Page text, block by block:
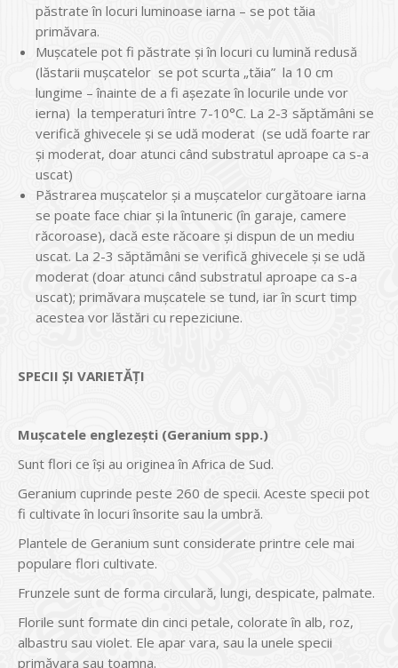
păstrate în locuri luminoase iarna – se pot tăia
primăvara.
Mușcatele pot fi păstrate și în locuri cu lumină redusă
(lăstarii mușcatelor se pot scurta „tăia” la 10 cm
lungime – înainte de a fi așezate în locurile unde vor
ierna) la temperaturi între 7-10°C. La 2-3 săptămâni se
verifică ghivecele și se udă moderat (se udă foarte rar
și moderat, doar atunci când substratul aproape ca s-a
uscat)
Păstrarea mușcatelor și a mușcatelor curgătoare iarna
se poate face chiar și la întuneric (în garaje, camere
răcoroase), dacă este răcoare și dispun de un mediu
uscat. La 2-3 săptămâni se verifică ghivecele și se udă
moderat (doar atunci când substratul aproape ca s-a
uscat); primăvara mușcatele se tund, iar în scurt timp
acestea vor lăstări cu repeziciune.
SPECII ȘI VARIETĂȚI
Mușcatele englezești (Geranium spp.)
Sunt flori ce își au originea în Africa de Sud.
Geranium cuprinde peste 260 de specii. Aceste specii pot
fi cultivate în locuri însorite sau la umbră.
Plantele de Geranium sunt considerate printre cele mai
populare flori cultivate.
Frunzele sunt de forma circulară, lungi, despicate, palmate.
Florile sunt formate din cinci petale, colorate în alb, roz,
albastru sau violet. Ele apar vara, sau la unele specii
primăvara sau toamna.